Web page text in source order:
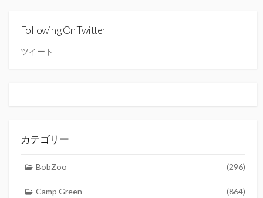
Following On Twitter
ツイート
カテゴリー
BobZoo (296)
Camp Green (864)